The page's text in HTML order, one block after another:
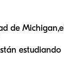
de Michigan,el
estudiando